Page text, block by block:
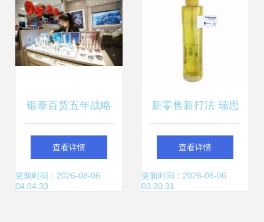
银泰百货五年战略
首个双11 美妆主场
悄然生变
查看详情
更新时间：2026-08-06
04:04:33
新零售新打法 瑞思
创第三季度新品发
布引领化妆品零售
查看详情
更新时间：2026-08-06
03:20:31